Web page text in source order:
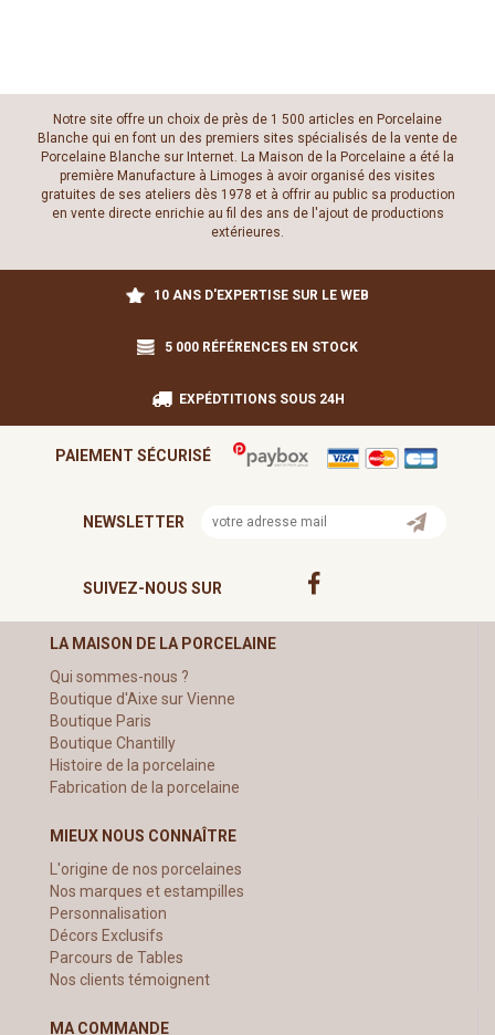
Notre site offre un choix de près de 1 500 articles en Porcelaine
Blanche qui en font un des premiers sites spécialisés de la vente de
Porcelaine Blanche sur Internet. La Maison de la Porcelaine a été la
première Manufacture à Limoges à avoir organisé des visites
gratuites de ses ateliers dès 1978 et à offrir au public sa production
en vente directe enrichie au fil des ans de l'ajout de productions
extérieures.
10 ANS D'EXPERTISE SUR LE WEB
5 000 RÉFÉRENCES EN STOCK
EXPÉDTITIONS SOUS 24H
PAIEMENT SÉCURISÉ
NEWSLETTER
SUIVEZ-NOUS SUR
LA MAISON DE LA PORCELAINE
Qui sommes-nous ?
Boutique d'Aixe sur Vienne
Boutique Paris
Boutique Chantilly
Histoire de la porcelaine
Fabrication de la porcelaine
MIEUX NOUS CONNAÎTRE
L'origine de nos porcelaines
Nos marques et estampilles
Personnalisation
Décors Exclusifs
Parcours de Tables
Nos clients témoignent
MA COMMANDE